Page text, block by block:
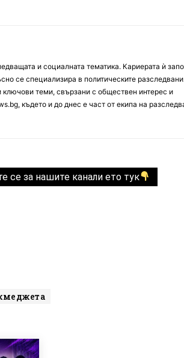
и социалната тематика. Кариерата ѝ
се специализира в политическите
теми, свързани с обществен интерес и
където и до днес е част от екипа на
се за нашите канали ето тук